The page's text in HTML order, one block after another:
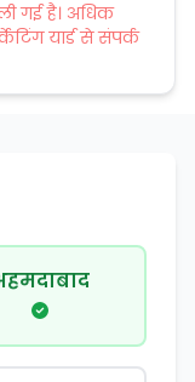
गई है। अधिक
यार्ड से संपर्क